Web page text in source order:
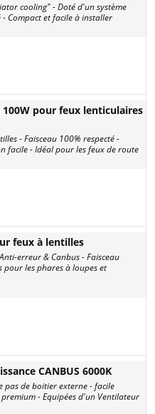
cooling" - Doté d'un système
Compact et facile à installer
pour feux lenticulaires
- Faisceau 100% respecté -
facile - Idéal pour les feux de route
feux à lentilles
erreur & Canbus - Faisceau
pour les phares à loupes et
CANBUS 6000K
pas de boitier externe - facile
- Equipées d'un Ventilateur